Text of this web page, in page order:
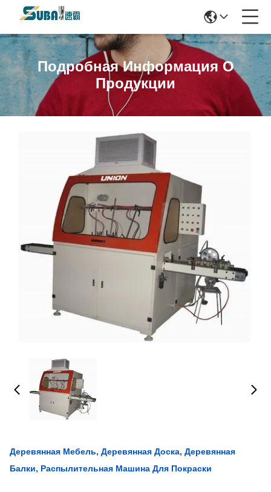
Подробная Информация О
Продукции
Деревянная Мебель, Деревянная Доска, Деревянная
Балки, Распылительная Машина Для Покраски